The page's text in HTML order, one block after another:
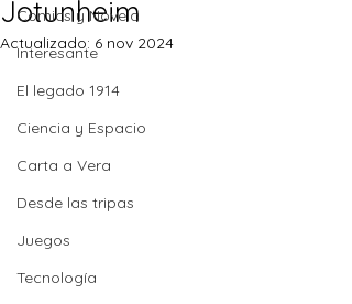
Comics y Novela
Interesante
El legado 1914
Ciencia y Espacio
Carta a Vera
Desde las tripas
Juegos
Tecnología
Jotunheim
Actualizado: 6 nov 2024